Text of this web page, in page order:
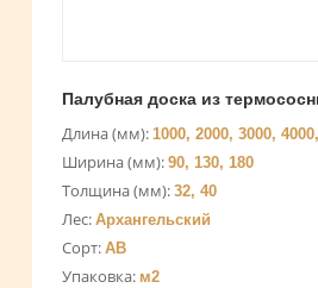
Палубная доска из
Длина (мм): 1000, 2000, 3000,
Ширина (мм): 90, 130, 180
Толщина (мм): 32, 40
Лес: Архангельский
Сорт: AB
Упаковка: м2